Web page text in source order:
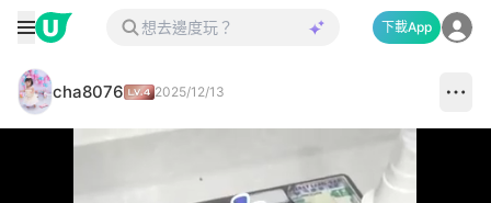
下載App
cha8076 2025/12/13